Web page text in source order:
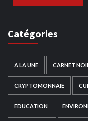
Catégories
A LA UNE CARNET
CRYPTOMONNAIE
EDUCATION